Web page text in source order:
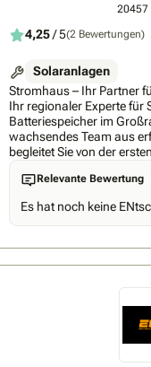
20457
4,25/ 5(2 Bewertungen)
Solaranlagen
Stromhaus – Ihr Partner
Ihr regionaler Experte für
Batteriespeicher im
wachsendes Team aus
begleitet Sie von der
Installation – zuverlässig
übernehmen Planung,
Ein Ansprechpartner, ein
vollständige
Relevante Bewertung
Es hat noch keine